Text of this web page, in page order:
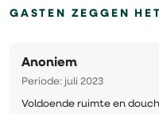
GASTEN ZEGGEN
Anoniem
Periode: juli 2023
Voldoende ruimte en